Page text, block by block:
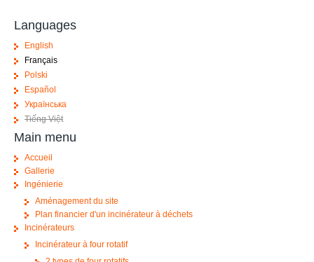
Languages
English
Français
Polski
Español
Українська
Tiếng Việt
Main menu
Accueil
Gallerie
Ingénierie
Aménagement du site
Plan financier d'un incinérateur à déchets
Incinérateurs
Incinérateur à four rotatif